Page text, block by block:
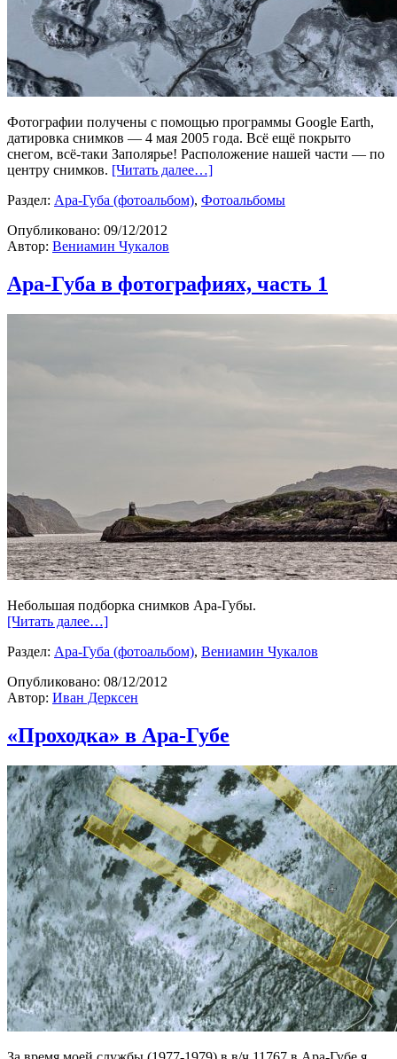
Фотографии получены с помощью программы Google Earth,
датировка снимков — 4 мая 2005 года. Всё ещё покрыто
снегом, всё-таки Заполярье! Расположение нашей части — по
центру снимков. [Читать далее…]
Раздел: Ара-Губа (фотоальбом), Фотоальбомы
Опубликовано: 09/12/2012
Автор: Вениамин Чукалов
Ара-Губа в фотографиях, часть 1
Небольшая подборка снимков Ара-Губы.
[Читать далее…]
Раздел: Ара-Губа (фотоальбом), Вениамин Чукалов
Опубликовано: 08/12/2012
Автор: Иван Дерксен
«Проходка» в Ара-Губе